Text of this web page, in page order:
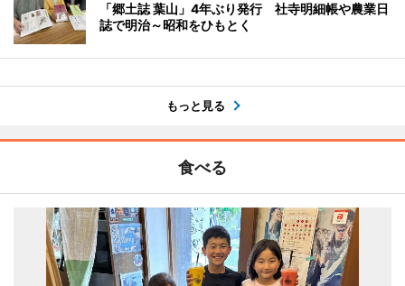
「郷土誌 葉山」4年ぶり発行 社寺明細帳や農業日
誌で明治～昭和をひもとく
もっと見る
食べる